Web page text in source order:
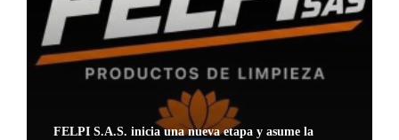
FELPI S.A.S. inicia una nueva etapa y asume la